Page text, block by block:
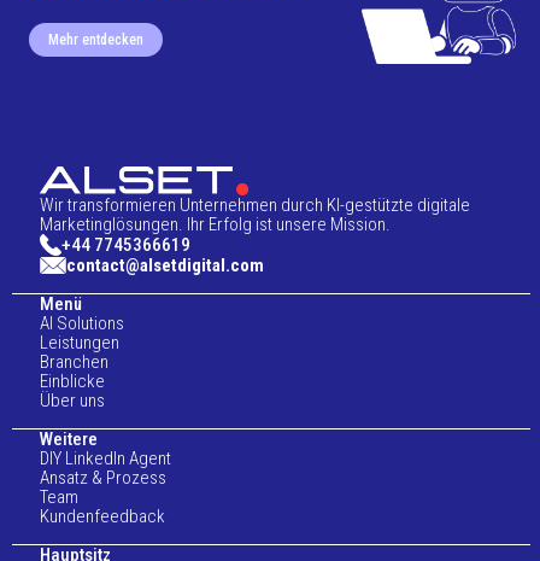
Mehr entdecken
Wir transformieren Unternehmen durch KI-gestützte digitale
Marketinglösungen. Ihr Erfolg ist unsere Mission.
+44 7745366619
contact@alsetdigital.com
Menü
AI Solutions
Leistungen
Branchen
Einblicke
Über uns
Weitere
DIY LinkedIn Agent
Ansatz & Prozess
Team
Kundenfeedback
Hauptsitz